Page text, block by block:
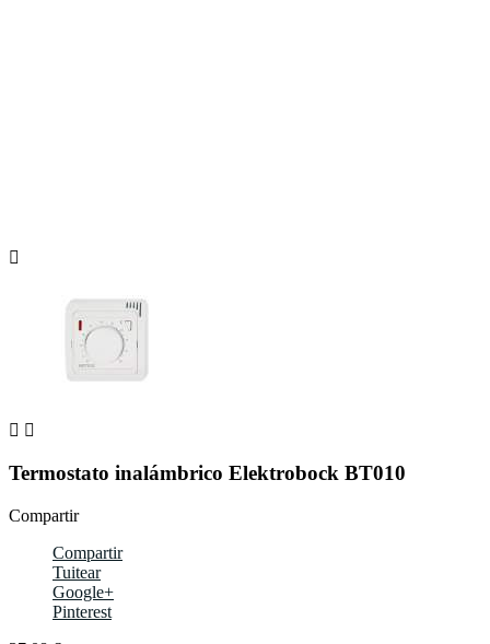

 
Termostato inalámbrico Elektrobock BT010
Compartir
Compartir
Tuitear
Google+
Pinterest